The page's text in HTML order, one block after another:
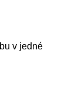
v jedné